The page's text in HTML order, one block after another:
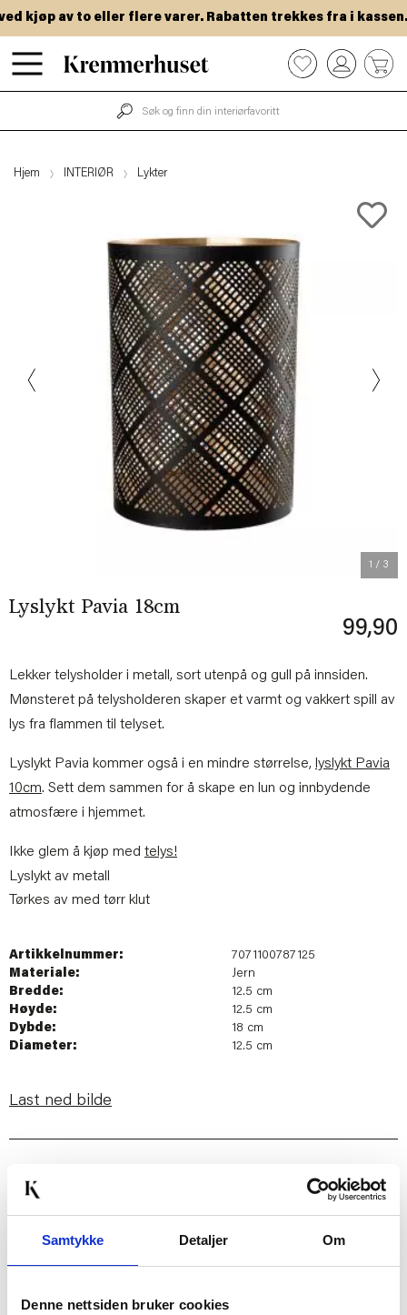
Samtykke Detaljer Om
Denne nettsiden bruker cookies
Hopp
til
kjøp av to eller flere varer. Rabatten trekkes fra i kassen.
0
Hjem INTERIØR Lykter
1 / 3
Lyslykt Pavia 18cm
99,90
Lekker telysholder i metall, sort utenpå og gull på innsiden.
Mønsteret på telysholderen skaper et varmt og vakkert spill av
lys fra flammen til telyset.
Lyslykt Pavia kommer også i en mindre størrelse, lyslykt Pavia
10cm. Sett dem sammen for å skape en lun og innbydende
atmosfære i hjemmet.
Ikke glem å kjøp med telys!
Lyslykt av metall
Tørkes av med tørr klut
Artikkelnummer:
7071100787125
Materiale:
Jern
Bredde:
12.5 cm
Høyde:
12.5 cm
Dybde:
18 cm
Diameter:
12.5 cm
Last ned bilde
Passer med